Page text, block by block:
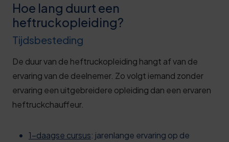
Hoe lang duurt een
heftruckopleiding?
Tijdsbesteding
De duur van de heftruckopleiding hangt af van de
ervaring van de deelnemer. Zo volgt iemand zonder
ervaring een uitgebreidere opleiding dan een ervaren
heftruckchauffeur.
1-daagse cursus: jarenlange ervaring op de